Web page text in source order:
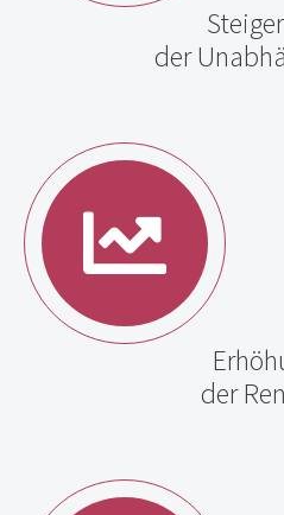
der
der